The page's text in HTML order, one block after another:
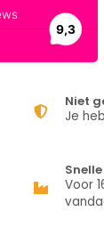
Niet
Je
Voor